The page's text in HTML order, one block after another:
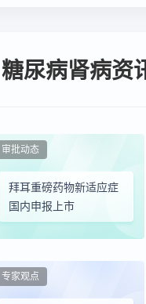
糖尿病肾病资
拜耳重磅药物新适应症
国内申报上市
审批动态
专家观点